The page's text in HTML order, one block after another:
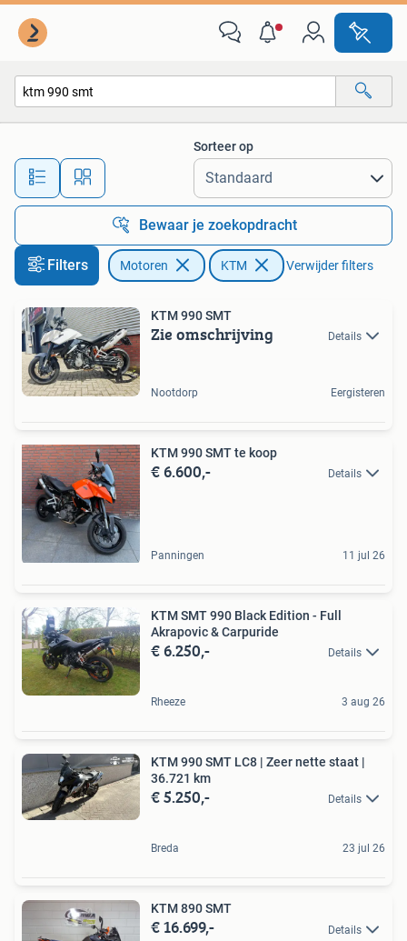
Alle afstanden…
Sorteer op
Bewaar je zoekopdracht
Filters Motoren KTM Verwijder filters
KTM 990 SMT
Zie omschrijving Details
Nootdorp Eergisteren
KTM 990 SMT te koop
€ 6.600,- Details
Panningen 11 jul 26
KTM SMT 990 Black Edition - Full
Akrapovic & Carpuride
€ 6.250,- Details
Rheeze 3 aug 26
KTM 990 SMT LC8 | Zeer nette staat |
36.721 km
€ 5.250,- Details
Breda 23 jul 26
KTM 890 SMT
€ 16.699,- Details